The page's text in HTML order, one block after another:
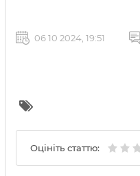
06 10 2024, 19:51
Оцініть статтю: